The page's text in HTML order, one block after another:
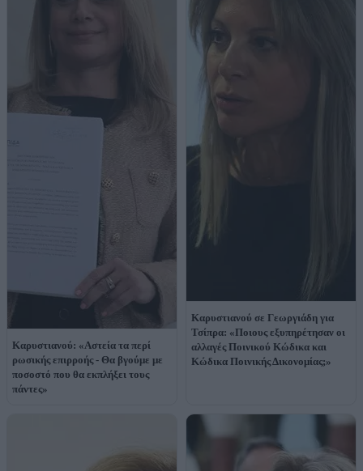
Καρυστιανού: «Αστεία τα περί
ρωσικής επιρροής - Θα βγούμε με
ποσοστό που θα εκπλήξει τους
πάντες»
Καρυστιανού σε Γεωργιάδη για
Τσίπρα: «Ποιους εξυπηρέτησαν οι
αλλαγές Ποινικού Κώδικα και
Κώδικα Ποινικής Δικονομίας;»